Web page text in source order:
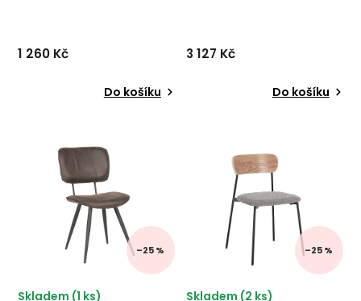
1 260 Kč
Do košíku
stylového nábytku BIZZOTTO
v provedení černého
plastového sedáku a
černých kovových nohou.
✅ krásný nábytek ✅ kvali...
3 127 Kč
Do košíku
nábytku LABEL5 v
kombinaci mikrovlákna v
barvě koňaku a černého
kovu. ✅ krásný nábytek
✅ kvalitní materiály ...
–25 %
Skladem (1 ks)
–25 %
Skladem (2 ks)